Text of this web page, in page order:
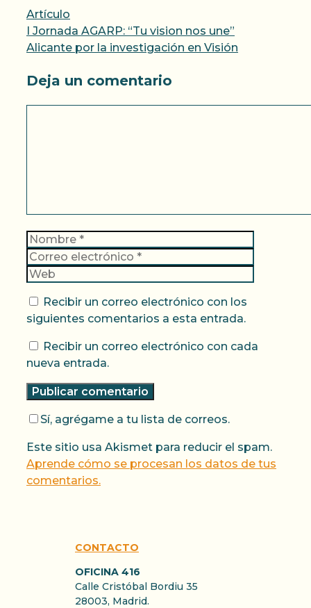
Categorías
Artículo
I Jornada AGARP: “Tu vision nos une”
Alicante por la investigación en Visión
Deja un comentario
Nombre
Recibir un correo electrónico con los
siguientes comentarios a esta entrada.
Recibir un correo electrónico con cada
nueva entrada.
Sí, agrégame a tu lista de correos.
Este sitio usa Akismet para reducir el spam.
Aprende cómo se procesan los datos de tus
comentarios.
CONTACTO
OFICINA 416
Calle Cristóbal Bordiu 35
28003, Madrid.